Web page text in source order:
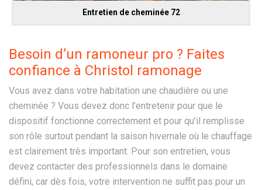
Entretien de cheminée 72
Besoin d’un ramoneur pro ? Faites
confiance à Christol ramonage
Vous avez dans votre habitation une chaudière ou une
cheminée ? Vous devez donc l’entretenir pour que le
dispositif fonctionne correctement et pour qu’il remplisse
son rôle surtout pendant la saison hivernale où le chauffage
est clairement très important. Pour son entretien, vous
devez contacter des professionnels dans le domaine
défini, car dès fois, votre intervention ne suffit pas pour un